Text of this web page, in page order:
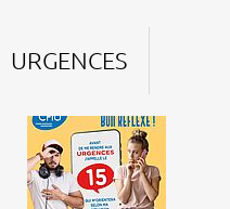
URGENCES